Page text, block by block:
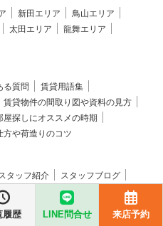
新田エリア
鳥山エリア
太田エリア
龍舞エリア
る質問
賃貸用語集
賃貸物件の間取り図や資料の見方
屋探しにオススメの時期
方や荷造りのコツ
スタッフ紹介
スタッフブログ
誘方針 来店予約
履歴 LINE問合せ 来店予約